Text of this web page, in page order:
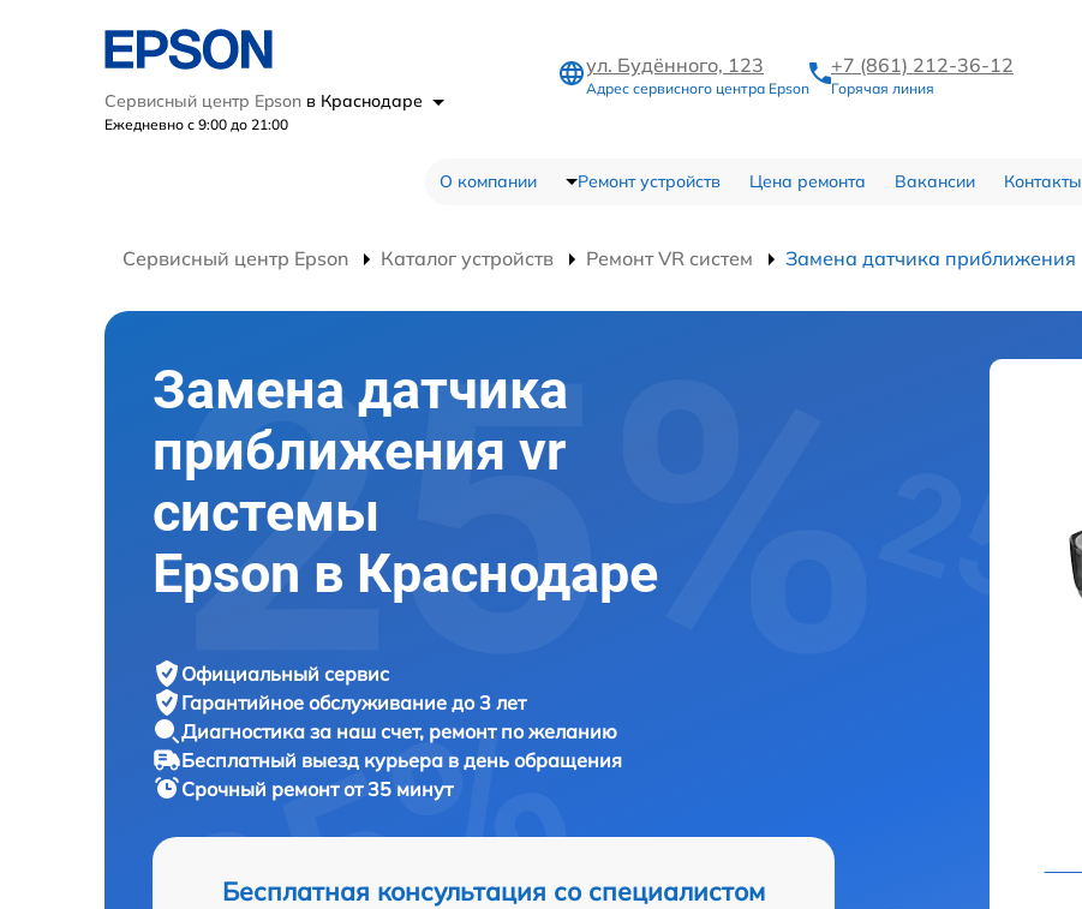
Сервисный центр Epson в Краснодаре
Ежедневно с 9:00 до 21:00
ул. Будённого, 123
Адрес сервисного центра Epson
+7 (861) 212-36-12
Горячая линия
О компании Ремонт устройств Цена ремонта Вакансии Контакты
Сервисный центр Epson Каталог устройств Ремонт VR систем Замена датчика приближения
Замена датчика
приближения vr
системы
Epson в Краснодаре
Официальный сервис
Гарантийное обслуживание до 3 лет
Диагностика за наш счет, ремонт по желанию
Бесплатный выезд курьера в день обращения
Срочный ремонтот 35 минут
Бесплатная консультация со специалистом